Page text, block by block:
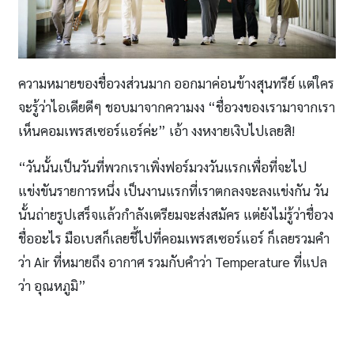
ความหมายของชื่อวงส่วนมาก ออกมาค่อนข้างสุนทรีย์ แต่ใคร
จะรู้ว่าไอเดียดีๆ ชอบมาจากความงง “ชื่อวงของเรามาจากเรา
เห็นคอมเพรสเซอร์แอร์ค่ะ” เอ้า งงหงายเงิบไปเลยสิ!
“วันนั้นเป็นวันที่พวกเราเพิ่งฟอร์มวงวันแรกเพื่อที่จะไป
แข่งขันรายการหนึ่ง เป็นงานแรกที่เราตกลงจะลงแข่งกัน วัน
นั้นถ่ายรูปเสร็จแล้วกำลังเตรียมจะส่งสมัคร แต่ยังไม่รู้ว่าชื่อวง
ชื่ออะไร มือเบสก็เลยชี้ไปที่คอมเพรสเซอร์แอร์ ก็เลยรวมคำ
ว่า Air ที่หมายถึง อากาศ รวมกับคำว่า Temperature ที่แปล
ว่า อุณหภูมิ”